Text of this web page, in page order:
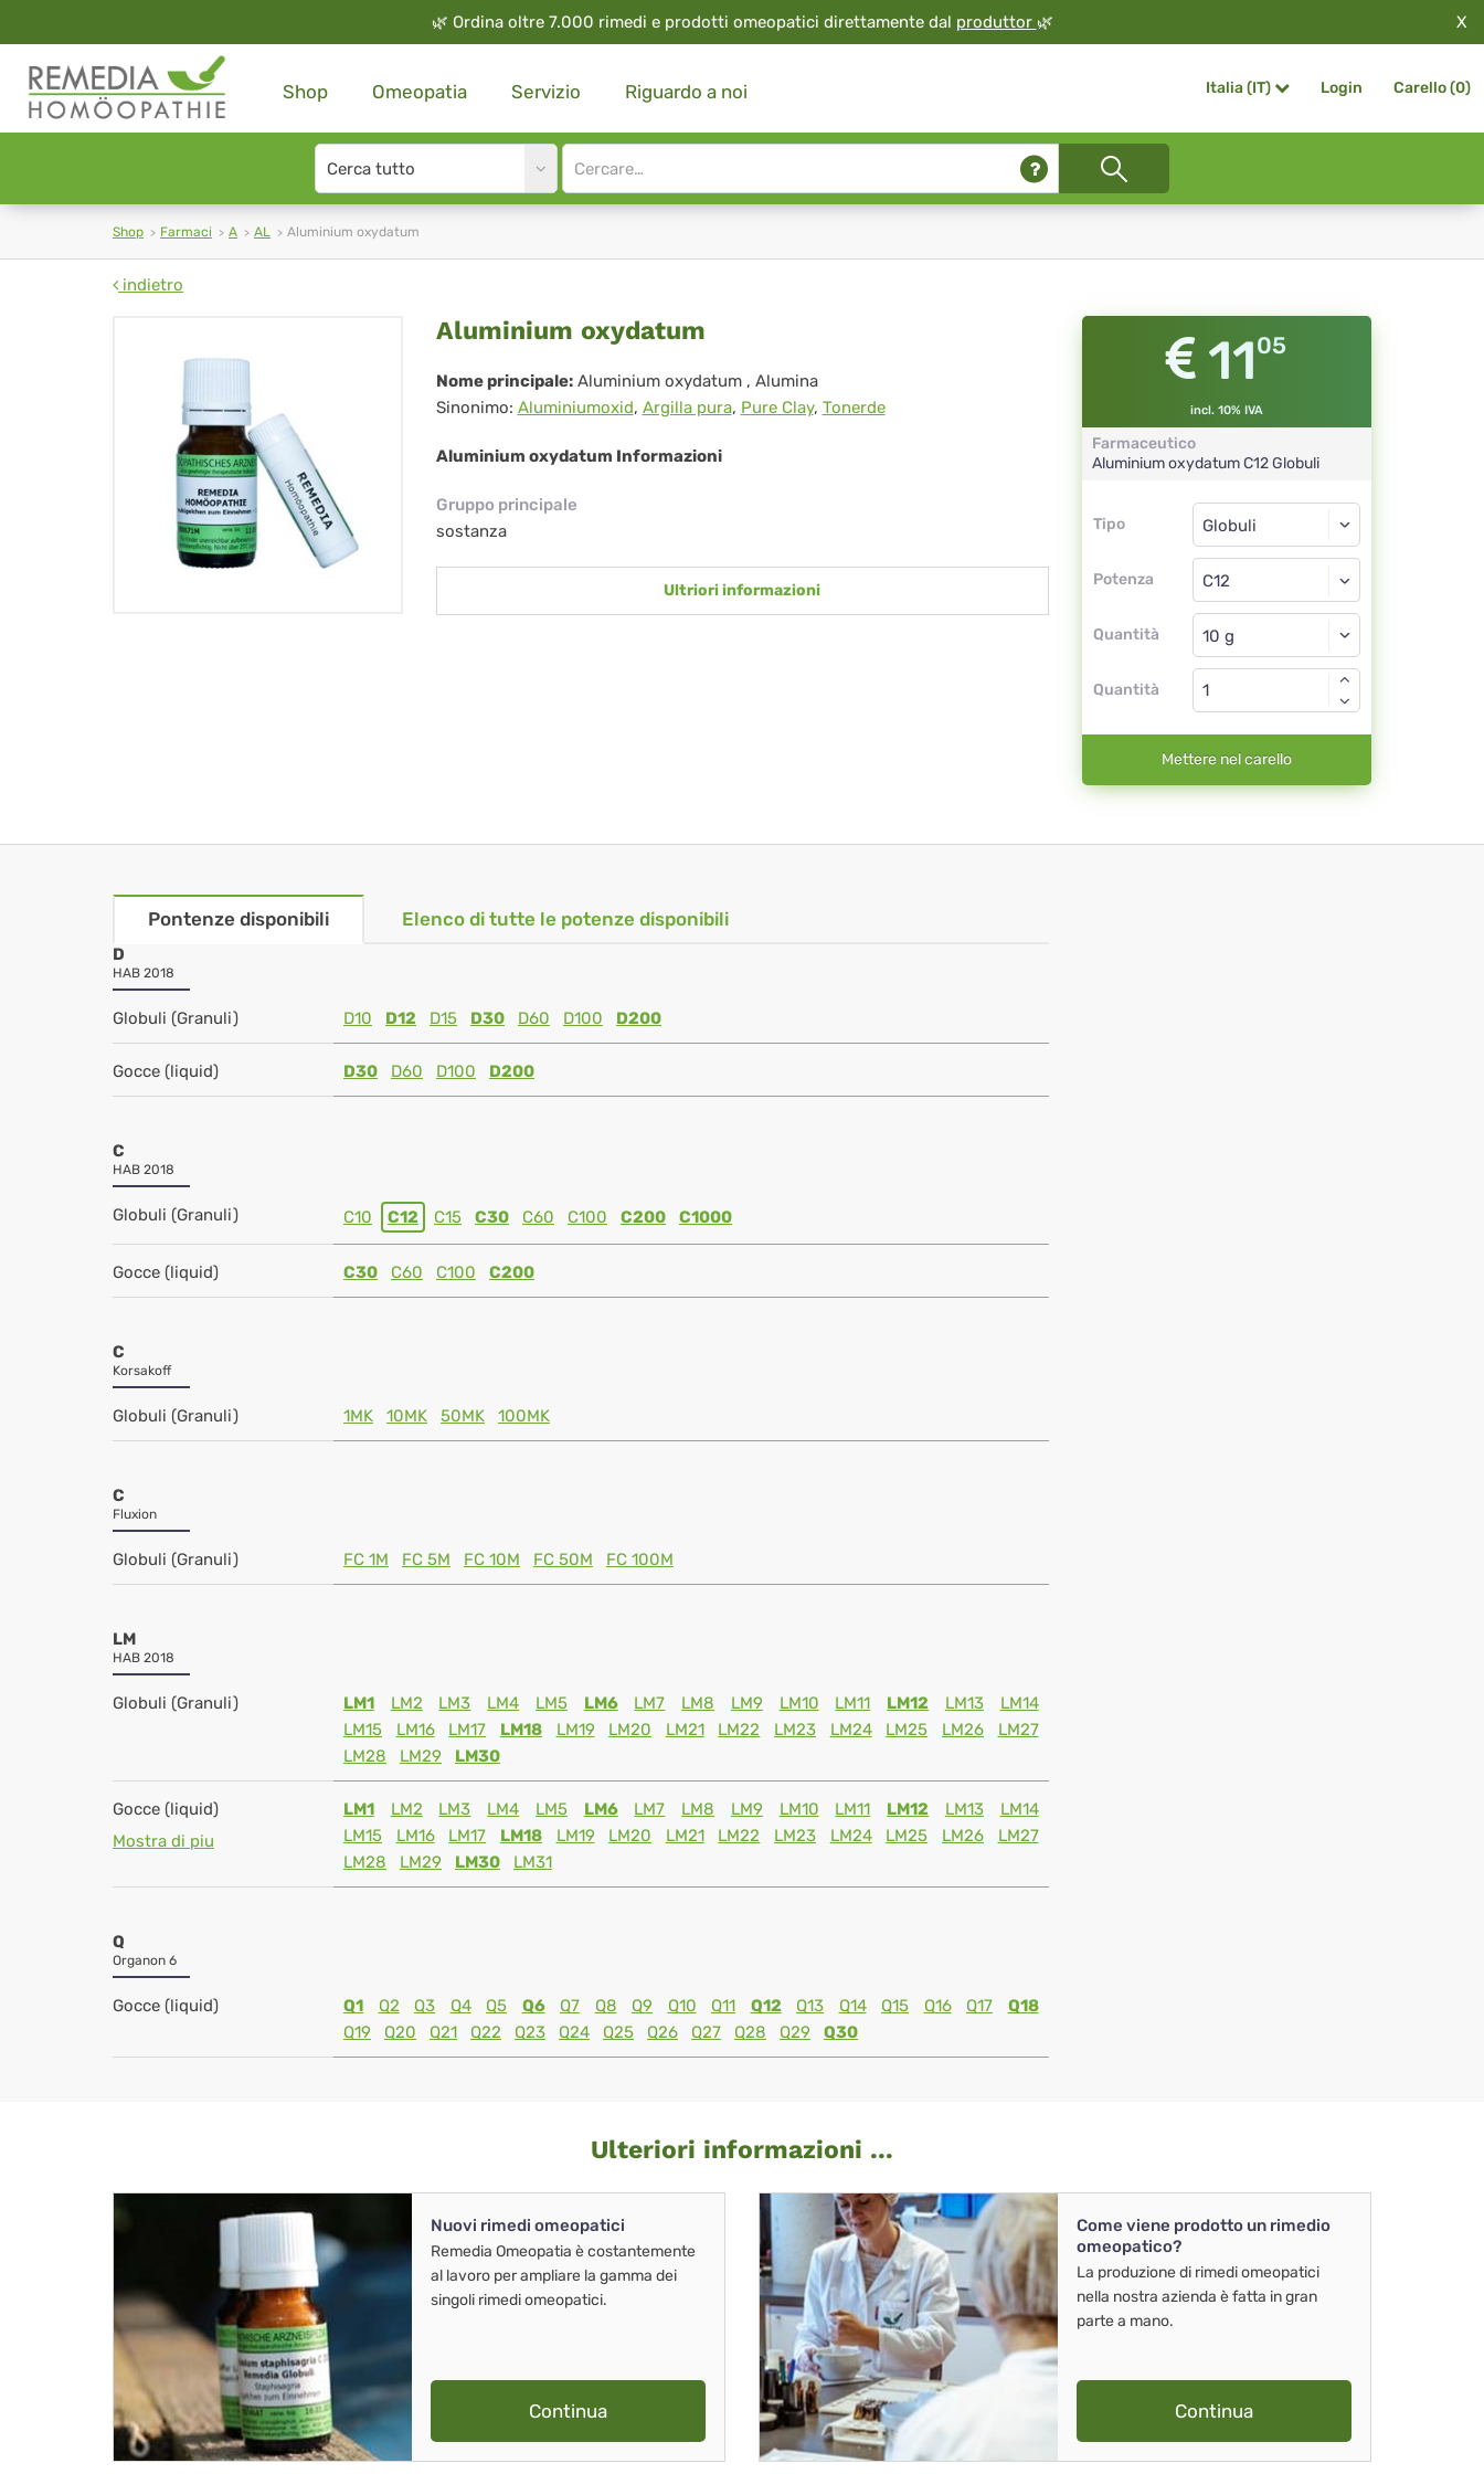
🌿 Ordina oltre 7.000 rimedi e prodotti omeopatici direttamente dal produttor 🌿 X
Shop Omeopatia Servizio Riguardo a noi Italia (IT) Login Carello (0)
Search
type
Site
search
Shop Farmaci A AL Aluminium oxydatum
indietro
Aluminium
oxydatum
Aluminium oxydatum
Nome principale: Aluminium oxydatum , Alumina
Sinonimo: Aluminiumoxid, Argilla pura, Pure Clay, Tonerde
Aluminium oxydatum Informazioni
Gruppo principale
sostanza
Ultriori informazioni
1105
incl. 10% IVA
Farmaceutico
Aluminium oxydatumC12 Globuli
Tipo
Tipo
Potenza
Globuli
C12
Quantità
Globuli
Quantità
Mettere nel carello
Pontenze disponibili Elenco di tutte le potenze disponibili
D
HAB 2018
Globuli (Granuli) D10 D12 D15 D30 D60 D100 D200
Gocce (liquid) D30 D60 D100 D200
C
HAB 2018
Globuli (Granuli) C10 C12 C15 C30 C60 C100 C200 C1000
Gocce (liquid) C30 C60 C100 C200
C
Korsakoff
Globuli (Granuli) 1MK 10MK 50MK 100MK
C
Fluxion
Globuli (Granuli) FC 1M FC 5M FC 10M FC 50M FC 100M
LM
HAB 2018
Globuli (Granuli) LM1 LM2 LM3 LM4 LM5 LM6 LM7 LM8 LM9 LM10 LM11 LM12 LM13
LM14
LM15
LM16 LM17 LM18 LM19 LM20 LM21 LM22 LM23 LM24 LM25 LM26
LM27
LM28
LM29 LM30
Gocce (liquid)
Mostra di piu
LM1 LM2 LM3 LM4 LM5 LM6 LM7 LM8 LM9 LM10 LM11 LM12 LM13
LM14
LM15
LM16 LM17 LM18 LM19 LM20 LM21 LM22 LM23 LM24 LM25 LM26
LM27
LM28
LM29 LM30 LM31
Q
Organon 6
Gocce (liquid) Q1 Q2 Q3 Q4 Q5 Q6 Q7 Q8 Q9 Q10 Q11 Q12 Q13 Q14 Q15 Q16 Q17
Q18
Q19
Q20 Q21 Q22 Q23 Q24 Q25 Q26 Q27 Q28 Q29 Q30
Ulteriori informazioni ...
Nuovi rimedi omeopatici
Remedia Omeopatia è costantemente
al lavoro per ampliare la gamma dei
singoli rimedi omeopatici.
Continua
Come viene prodotto un rimedio
omeopatico?
La produzione di rimedi omeopatici
nella nostra azienda è fatta in gran
parte a mano.
Continua